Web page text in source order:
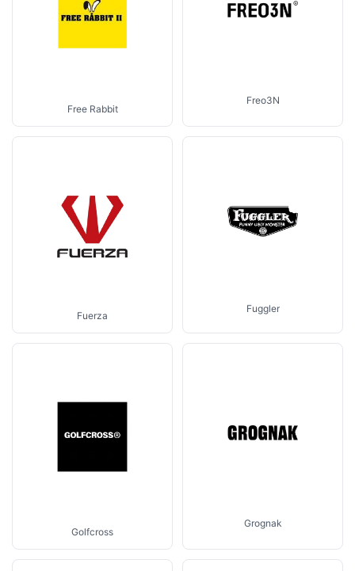
Free Rabbit
Freo3N
Fuerza
Fuggler
Golfcross
Grognak